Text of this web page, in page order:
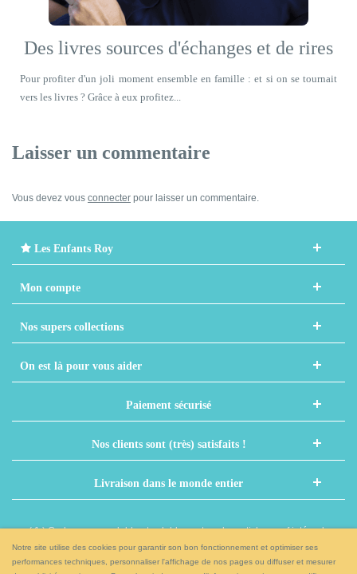
Des livres sources d'échanges et de rires
Pour profiter d'un joli moment ensemble en famille : et si on se tournait
vers les livres ? Grâce à eux profitez...
Laisser un commentaire
Vous devez vous connecter pour laisser un commentaire.
Les Enfants Roy
Mon compte
Nos supers collections
On est là pour vous aider
Paiement sécurisé
Nos clients sont (très) satisfaits !
Livraison dans le monde entier
Notre site utilise des cookies pour garantir son bon fonctionnement et optimiser ses
performances techniques, personnaliser l'affichage de nos pages ou diffuser et mesurer
( 1 ) Code non cumulable et valable sur tous les articles sauf intégrales,
nouveaux prénoms et autres articles déjà remisés